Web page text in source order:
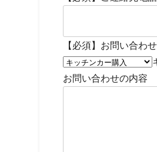
【必須】
お問い合わ
お問い合わせの内容